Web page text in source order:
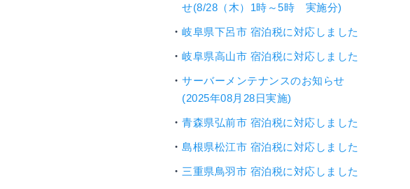
せ(8/28（木）1時～5時 実施分)
岐阜県下呂市 宿泊税に対応しました
岐阜県高山市 宿泊税に対応しました
サーバーメンテナンスのお知らせ
(2025年08月28日実施)
青森県弘前市 宿泊税に対応しました
島根県松江市 宿泊税に対応しました
三重県鳥羽市 宿泊税に対応しました